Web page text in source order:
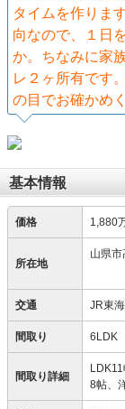
タイムを作りま
向なので、１日
か。ちなみに家
レ２ヶ所有です
の目でお確かめ
基本情報
価格 1,880
所在地
山県
交通 JR東
間取り 6LDK
間取り詳細
8帖、